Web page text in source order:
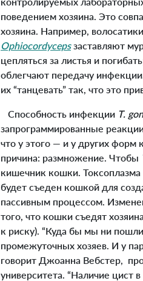
поведением хозяина. Это
хозяина. Например,
Ophiocordyceps заставляют
цепляться за листья и
облегчают передачу
их “танцевать” так, что это
Способность инфекции T.
запрограммированные
что у этого — и у других форм
причина: размножение. Чтобы
кишечник кошки.
будет съеден кошкой для
пассивным процессом.
того, что кошки съедят
к риску). “Куда бы мы ни
промежуточных хозяев. И у
говорит Джоанна Вебстер,
университета. “Наличие цист